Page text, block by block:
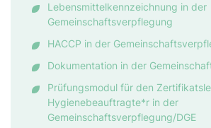
Lebensmittelkennzeichnung in der
Gemeinschaftsverpflegung
HACCP in der
Dokumentation in der
Prüfungsmodul für den
Hygienebeauftragte*r in der
Gemeinschaftsverpflegung/DGE